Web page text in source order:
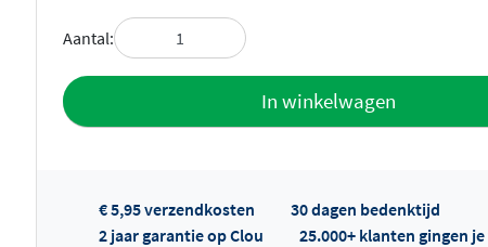
Aantal:
In winkelwagen
Toevoegen aan offerte
€ 5,95 verzendkosten
30 dagen bedenktijd
2 jaar garantie op Clou
25.000+ klanten gingen